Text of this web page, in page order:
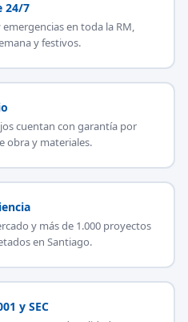
24/7
en toda la RM,
y festivos.
cuentan con garantía por
obra y materiales.
y más de 1.000 proyectos
en Santiago.
y SEC